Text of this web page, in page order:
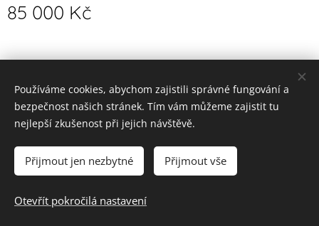
85 000 Kč
Vyprodáno
© 2023 Všechna práva vyhrazena
| EPOWOOD . DESIGN | Pro novináře
Zpracování a ochrana osobních údajů•VOP
Používáme cookies, abychom zajistili správné fungování a
bezpečnost našich stránek. Tím vám můžeme zajistit tu
nejlepší zkušenost při jejich návštěvě.
Přijmout jen nezbytné Přijmout vše
Otevřít pokročilá nastavení